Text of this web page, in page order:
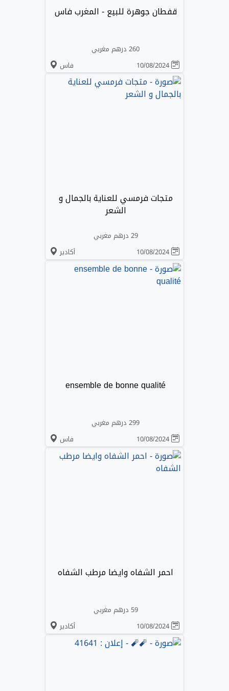
قفطان جوهرة للبيع - المغرب فاس
260 درهم مغربي
فاس
متجات فرمسي للعناية بالجمال و
الشعر
29 درهم مغربي
أكادير
ensemble de bonne qualité
299 درهم مغربي
فاس
احمر الشفاه وايضا مرطب الشفاه
59 درهم مغربي
أكادير